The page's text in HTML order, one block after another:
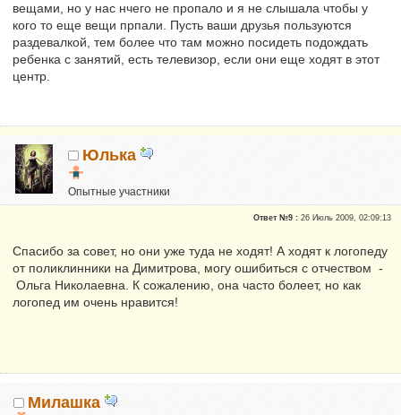
вещами, но у нас нчего не пропало и я не слышала чтобы у
кого то еще вещи прпали. Пусть ваши друзья пользуются
раздевалкой, тем более что там можно посидеть подождать
ребенка с занятий, есть телевизор, если они еще ходят в этот
центр.
Юлька
Опытные участники
Ответ №9 :26 Июль 2009, 02:09:13
Спасибо за совет, но они уже туда не ходят! А ходят к логопеду
от поликлинники на Димитрова, могу ошибиться с отчеством -
Ольга Николаевна. К сожалению, она часто болеет, но как
логопед им очень нравится!
Милашка